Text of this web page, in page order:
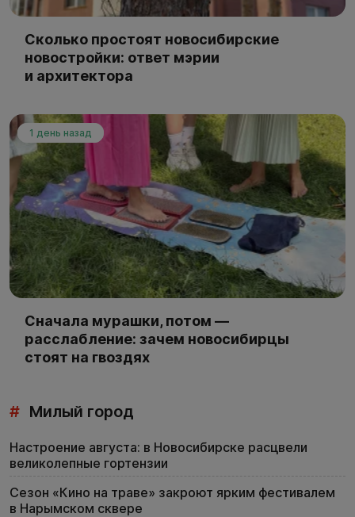
Сколько простоят новосибирские
новостройки: ответ мэрии
и архитектора
1 день назад
Сначала мурашки, потом —
расслабление: зачем новосибирцы
стоят на гвоздях
# Милый город
Настроение августа: в Новосибирске расцвели
великолепные гортензии
Сезон «Кино на траве» закроют ярким фестивалем
в Нарымском сквере